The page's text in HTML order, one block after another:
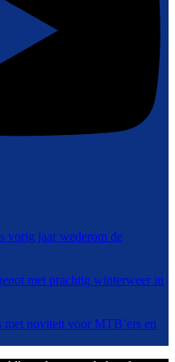
vorig jaar wederom de
met prachtig winterweer in
noviteit voor MTB’ers en